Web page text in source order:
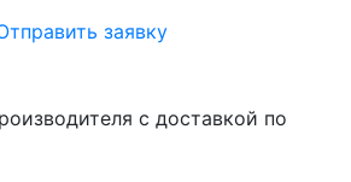
заявку
с доставкой по